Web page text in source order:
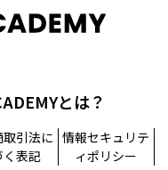
とは？
引法に
く表記
情報セキュリテ
ィポリシー